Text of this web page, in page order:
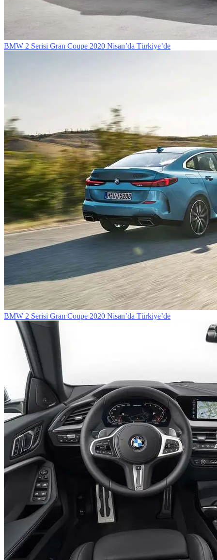
BMW 2 Serisi Gran Coupe 2020 Nisan’da Türkiye’de
BMW 2 Serisi Gran Coupe 2020 Nisan’da Türkiye’de